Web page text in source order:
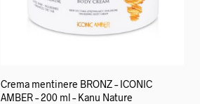
Crema mentinere BRONZ – ICONIC
AMBER – 200 ml – Kanu Nature